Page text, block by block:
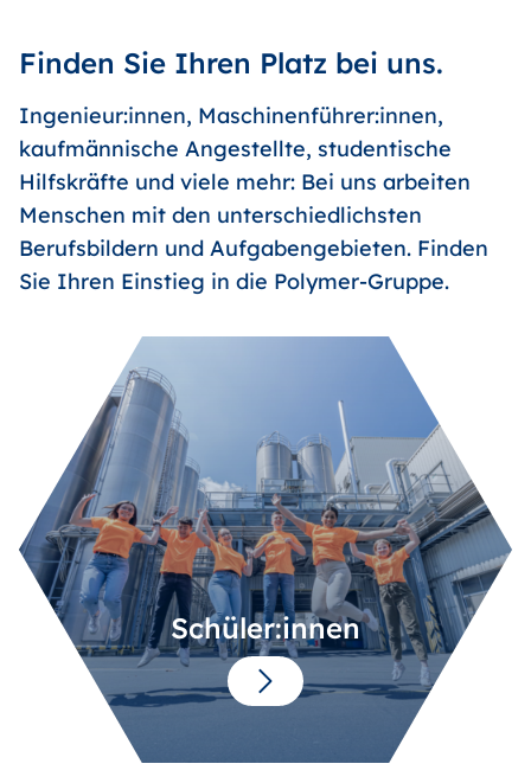
Finden Sie Ihren Platz bei uns.
Ingenieur:innen, Maschinenführer:innen,
kaufmännische Angestellte, studentische
Hilfskräfte und viele mehr: Bei uns arbeiten
Menschen mit den unterschiedlichsten
Berufsbildern und Aufgabengebieten. Finden
Sie Ihren Einstieg in die Polymer-Gruppe.
Schüler:innen